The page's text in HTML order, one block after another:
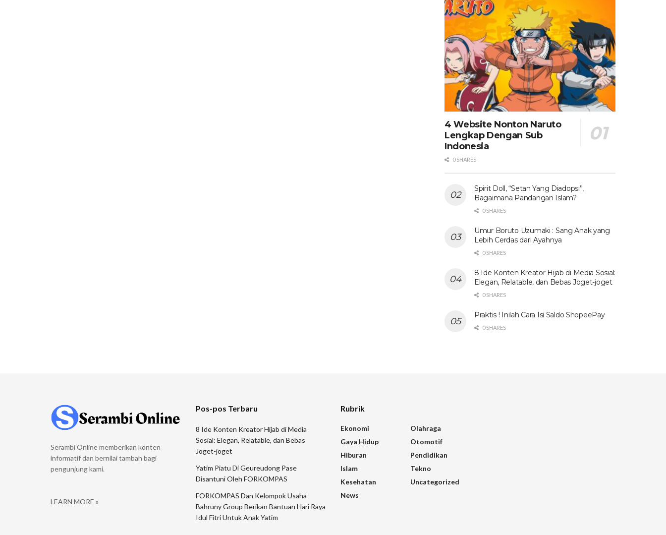
4 Website Nonton Naruto
Lengkap Dengan Sub
Indonesia
0 SHARES
Spirit Doll, “Setan Yang Diadopsi”,
Bagaimana Pandangan Islam?
0 SHARES
Umur Boruto Uzumaki : Sang Anak yang
Lebih Cerdas dari Ayahnya
0 SHARES
8 Ide Konten Kreator Hijab di Media Sosial:
Elegan, Relatable, dan Bebas Joget-joget
0 SHARES
Praktis ! Inilah Cara Isi Saldo ShopeePay
0 SHARES
Serambi Online memberikan konten
informatif dan bernilai tambah bagi
pengunjung kami.
LEARN MORE »
Pos-pos Terbaru
8 Ide Konten Kreator Hijab di Media
Sosial: Elegan, Relatable, dan Bebas
Joget-joget
Yatim Piatu Di Geureudong Pase
Disantuni Oleh FORKOMPAS
FORKOMPAS Dan Kelompok Usaha
Bahruny Group Berikan Bantuan Hari Raya
Idul Fitri Untuk Anak Yatim
Rubrik
Ekonomi
Gaya Hidup
Hiburan
Islam
Kesehatan
News
Olahraga
Otomotif
Pendidikan
Tekno
Uncategorized